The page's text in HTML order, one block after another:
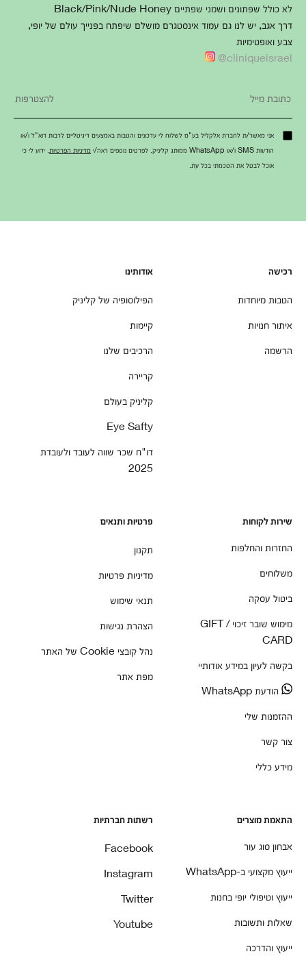
לא כולל שפתונים ושמני שפתיים Black/Pink/Nude Honey
דרך אגב, יש לנו גם עמוד אינסטגרם מושלם שיפתח בפנייך עולם של יופי,
צבע ואופטימיות
cliniqueisrael@
אני מאשר/ת לחברת אלקליל בע"מ לשלוח לי עדכונים והטבות באמצעים דיגיטליים לרבות דוא"ל ו/או
הודעות SMS ו/או WhatsApp ממותג קליניק. לפרטים נוספים ראה/י
מדיניות הפרטיות . ידוע לי כי
אוכל לבטל את הסכמתי בכל עת.
רכישה
הטבות מיוחדות
איתור חנויות
הרשמה
אודותינו
הפילוסופיה של קליניק
קיימות
הרכיבים שלנו
קריירה
קליניק בעולם
Eye Safty
דו"ח שכר שווה לעובד ולעובדת
2025
שירות לקוחות
החזרות והחלפות
משלוחים
ביטול עסקה
מימוש שובר זיכוי / GIFT
CARD
בקשה לעיון במידע אודותיי
הודעת WhatsApp
ההזמנות שלי
צור קשר
מידע כללי
פרטיות ותנאים
תקנון
מדיניות פרטיות
תנאי שימוש
הצהרת נגישות
נהל קובצי Cookie של האתר
מפת אתר
התאמת מוצרים
אבחון סוג עור
ייעוץ מקצועי ב-WhatsApp
ייעוץ וטיפולי יופי בחנות
שאלות ותשובות
ייעוץ והדרכה
רשתות חברתיות
Facebook
Instagram
Twitter
Youtube